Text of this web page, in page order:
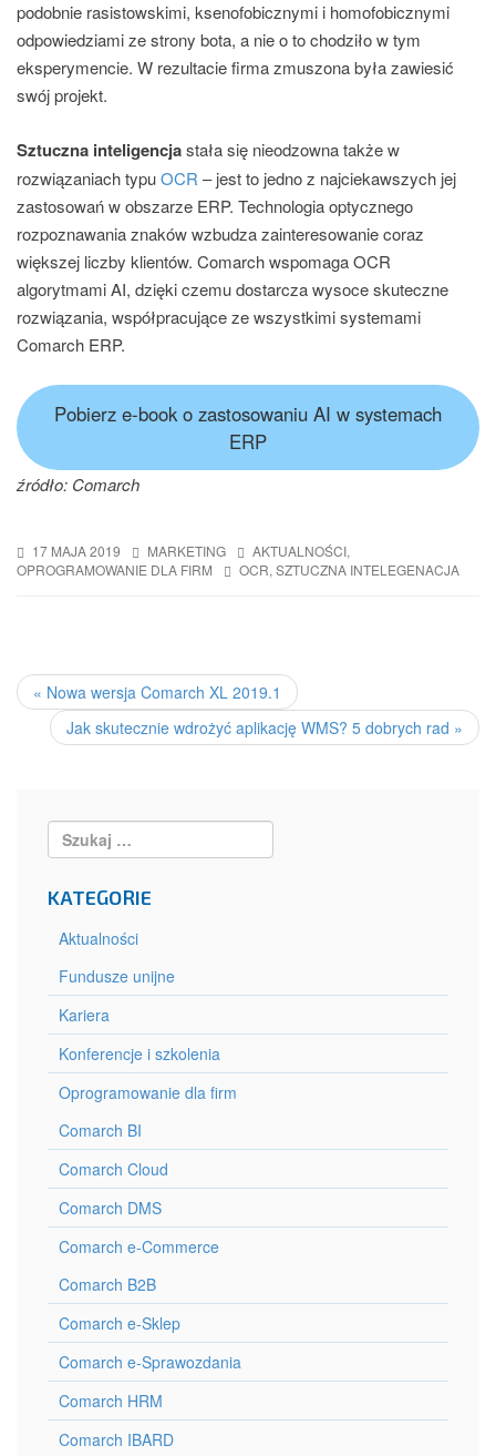
podobnie rasistowskimi, ksenofobicznymi i homofobicznymi
odpowiedziami ze strony bota, a nie o to chodziło w tym
eksperymencie. W rezultacie firma zmuszona była zawiesić
swój projekt.
Sztuczna inteligencjastała się nieodzowna także w
rozwiązaniach typuOCR – jest to jedno z najciekawszych jej
zastosowań w obszarze ERP. Technologia optycznego
rozpoznawania znaków wzbudza zainteresowanie coraz
większej liczby klientów. Comarch wspomaga OCR
algorytmami AI, dzięki czemu dostarcza wysoce skuteczne
rozwiązania, współpracujące ze wszystkimi systemami
Comarch ERP.
Pobierz e-book o zastosowaniu AI w systemach
ERP
źródło: Comarch
17 MAJA 2019 MARKETING AKTUALNOŚCI,
OPROGRAMOWANIE DLA FIRM
OCR, SZTUCZNA INTELEGENACJA
NAVIGATION
« Nowa wersja Comarch XL 2019.1
Jak skutecznie wdrożyć aplikację WMS? 5 dobrych rad »
Search:
KATEGORIE
Aktualności
Fundusze unijne
Kariera
Konferencje i szkolenia
Oprogramowanie dla firm
Comarch BI
Comarch Cloud
Comarch DMS
Comarch e-Commerce
Comarch B2B
Comarch e-Sklep
Comarch e-Sprawozdania
Comarch HRM
Comarch IBARD